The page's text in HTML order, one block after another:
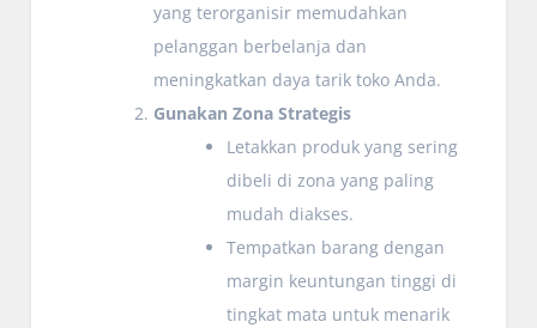
yang terorganisir memudahkan
pelanggan berbelanja dan
meningkatkan daya tarik toko Anda.
Gunakan Zona Strategis
Letakkan produk yang sering
dibeli di zona yang paling
mudah diakses.
Tempatkan barang dengan
margin keuntungan tinggi di
tingkat mata untuk menarik